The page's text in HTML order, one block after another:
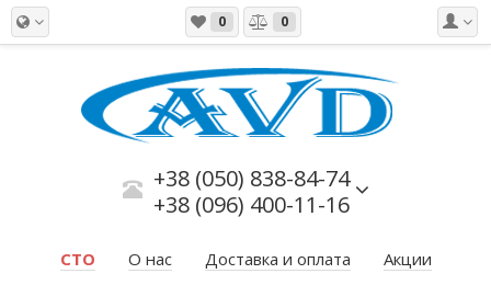
0 0
+38 (050) 838-84-74
+38 (096) 400-11-16
СТО О нас Доставка и оплата
Акции